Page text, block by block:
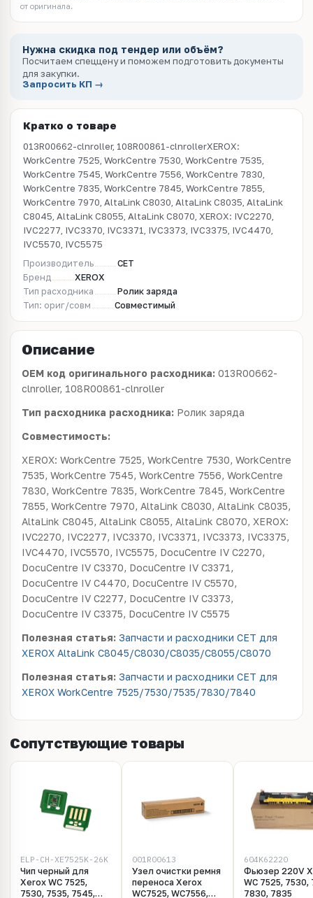
от оригинала.
Нужна скидка под тендер или объём?
Посчитаем спеццену и поможем подготовить документы
для закупки.
Запросить КП →
Кратко о товаре
013R00662-clnroller, 108R00861-clnrollerXEROX:
WorkCentre 7525, WorkCentre 7530, WorkCentre 7535,
WorkCentre 7545, WorkCentre 7556, WorkCentre 7830,
WorkCentre 7835, WorkCentre 7845, WorkCentre 7855,
WorkCentre 7970, AltaLink C8030, AltaLink C8035, AltaLink
C8045, AltaLink C8055, AltaLink C8070, XEROX: IVC2270,
IVC2277, IVC3370, IVC3371, IVC3373, IVC3375, IVC4470,
IVC5570, IVC5575
Производитель
CET
Бренд
XEROX
Тип расходника
Ролик заряда
Тип: ориг/совм
Совместимый
Описание
OEM код оригинального расходника: 013R00662-
clnroller, 108R00861-clnroller
Тип расходника расходника: Ролик заряда
Совместимость:
XEROX: WorkCentre 7525, WorkCentre 7530, WorkCentre
7535, WorkCentre 7545, WorkCentre 7556, WorkCentre
7830, WorkCentre 7835, WorkCentre 7845, WorkCentre
7855, WorkCentre 7970, AltaLink C8030, AltaLink C8035,
AltaLink C8045, AltaLink C8055, AltaLink C8070, XEROX:
IVC2270, IVC2277, IVC3370, IVC3371, IVC3373, IVC3375,
IVC4470, IVC5570, IVC5575, DocuCentre IV C2270,
DocuCentre IV C3370, DocuCentre IV C3371,
DocuCentre IV C4470, DocuCentre IV C5570,
DocuCentre IV C2277, DocuCentre IV C3373,
DocuCentre IV C3375, DocuCentre IV C5575
Полезная статья: Запчасти и расходники CET для
XEROX AltaLink C8045/C8030/C8035/C8055/C8070
Полезная статья: Запчасти и расходники CET для
XEROX WorkCentre 7525/7530/7535/7830/7840
Сопутствующие товары
ELP-CH-XE7525K-26K
Чип черный для
Xerox WC 7525,
7530, 7535, 7545,
001R00613
Узел очистки ремня
переноса Xerox
WC7525, WC7556,
604K62220
Фьюзер 220V
WC 7525, 7530,
7830, 7835